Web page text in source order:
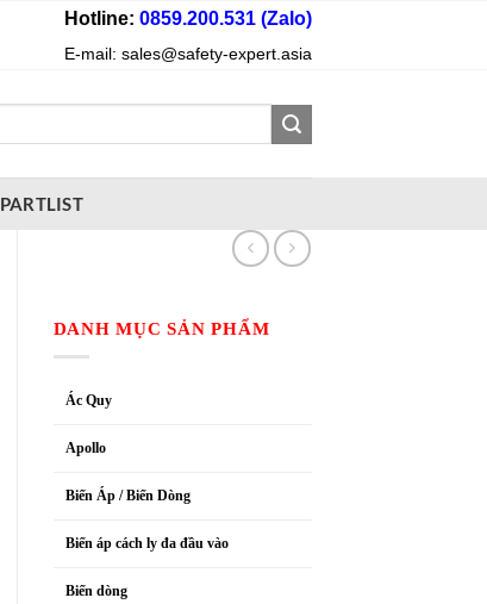
Hotline: 0859.200.531 (Zalo)
E-mail: sales@safety-expert.asia
PARTLIST
DANH MỤC SẢN PHẨM
Ác Quy
Apollo
Biến Áp / Biến Dòng
Biến áp cách ly đa đầu vào
Biến dòng